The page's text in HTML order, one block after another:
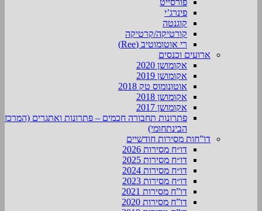
פינרג’י
קוגנטה
קורטיקה/קרטיקה
רי אוטומוטיב (Ree)
ארועים וכנסים
אקומושן 2020
אקומושן 2019
אוטונומוס טק 2018
אקומושן 2018
אקומושן 2017
פתרונות תחבורה חכמים – פתרונות ואתגרים (המרכז
הבינתחומי)
דו”חות מסירות חודשיים
דו״ח מסירות 2026
דו״ח מסירות 2025
דו״ח מסירות 2024
דו״ח מסירות 2023
דו”ח מסירות 2021
דו”ח מסירות 2020